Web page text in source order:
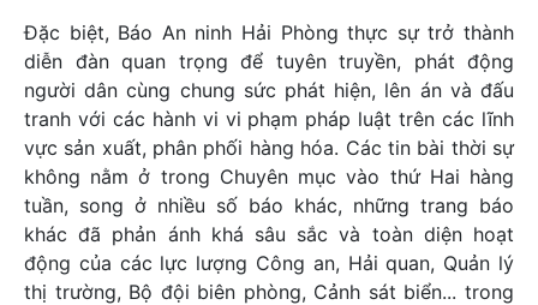
Đặc biệt, Báo An ninh Hải Phòng thực sự trở thành
diễn đàn quan trọng để tuyên truyền, phát động
người dân cùng chung sức phát hiện, lên án và đấu
tranh với các hành vi vi phạm pháp luật trên các lĩnh
vực sản xuất, phân phối hàng hóa. Các tin bài thời sự
không nằm ở trong Chuyên mục vào thứ Hai hàng
tuần, song ở nhiều số báo khác, những trang báo
khác đã phản ánh khá sâu sắc và toàn diện hoạt
động của các lực lượng Công an, Hải quan, Quản lý
thị trường, Bộ đội biên phòng, Cảnh sát biển... trong